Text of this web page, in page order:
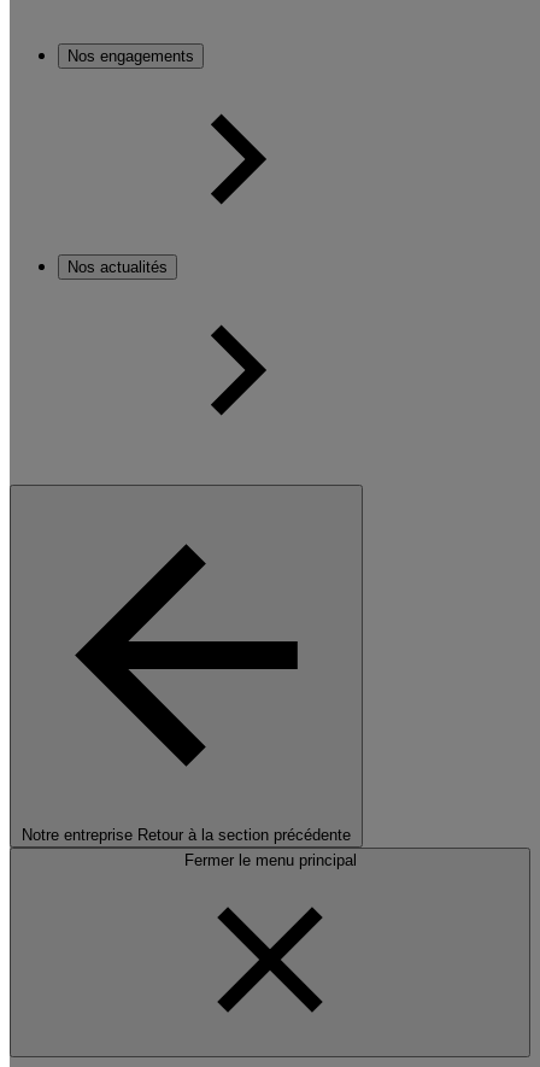
Nos engagements
Nos actualités
Notre entreprise Retour à la section précédente
Fermer le menu principal